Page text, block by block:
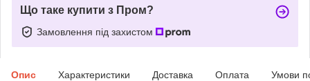
Що таке купити з Пром?
Замовлення під захистом
Опис Характеристики Доставка Оплата Умови